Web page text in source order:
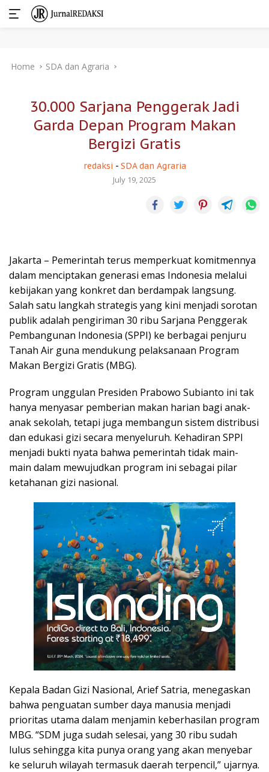
Home SDA dan Agraria
30.000 Sarjana Penggerak Jadi
Garda Depan Program Makan
Bergizi Gratis
redaksi - SDA dan Agraria
July 19, 2025
Jakarta – Pemerintah terus memperkuat komitmennya
dalam menciptakan generasi emas Indonesia melalui
kebijakan yang konkret dan berdampak langsung.
Salah satu langkah strategis yang kini menjadi sorotan
publik adalah pengiriman 30 ribu Sarjana Penggerak
Pembangunan Indonesia (SPPI) ke berbagai penjuru
Tanah Air guna mendukung pelaksanaan Program
Makan Bergizi Gratis (MBG).
Program unggulan Presiden Prabowo Subianto ini tak
hanya menyasar pemberian makan harian bagi anak-
anak sekolah, tetapi juga membangun sistem distribusi
dan edukasi gizi secara menyeluruh. Kehadiran SPPI
menjadi bukti nyata bahwa pemerintah tidak main-
main dalam mewujudkan program ini sebagai pilar
ketahanan gizi nasional.
Kepala Badan Gizi Nasional, Arief Satria, menegaskan
bahwa penguatan sumber daya manusia menjadi
prioritas utama dalam menjamin keberhasilan program
MBG. “SDM juga sudah selesai, yang 30 ribu sudah
lulus sehingga kita punya orang yang akan menyebar
ke seluruh wilayah termasuk daerah terpencil,” ujarnya.